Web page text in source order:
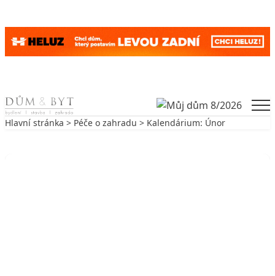
Skip to content
Hlavní stránka > Péče o zahradu > Kalendárium: Únor